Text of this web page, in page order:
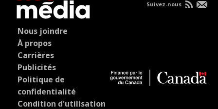
Nous joindre
À propos
Carrières
Publicités
Politique de
confidentialité
Condition d'utilisation
Suivez-nous